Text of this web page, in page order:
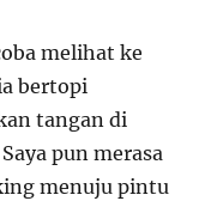
melihat ke
bertopi
tangan di
pun merasa
menuju pintu